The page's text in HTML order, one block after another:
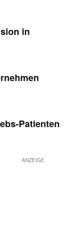
in
Patienten
ANZEIGE